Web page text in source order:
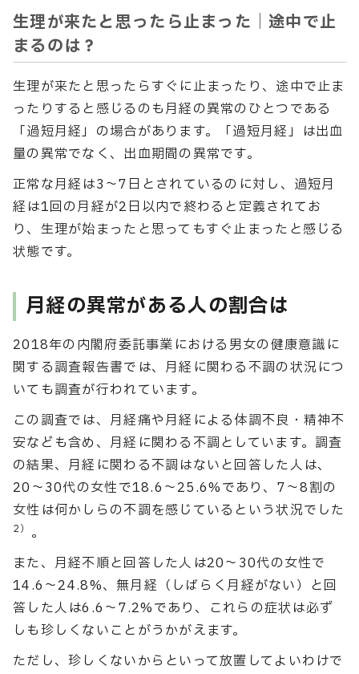
生理が来たと思ったら止まった｜途中で止
まるのは？
生理が来たと思ったらすぐに止まったり、途中で止ま
ったりすると感じるのも月経の異常のひとつである
「過短月経」の場合があります。「過短月経」は出血
量の異常でなく、出血期間の異常です。
正常な月経は3〜7日とされているのに対し、過短月
経は1回の月経が2日以内で終わると定義されてお
り、生理が始まったと思ってもすぐ止まったと感じる
状態です。
月経の異常がある人の割合は
2018年の内閣府委託事業における男女の健康意識に
関する調査報告書では、月経に関わる不調の状況につ
いても調査が行われています。
この調査では、月経痛や月経による体調不良・精神不
安なども含め、月経に関わる不調としています。調査
の結果、月経に関わる不調はないと回答した人は、
20〜30代の女性で18.6〜25.6%であり、7〜8割の
女性は何かしらの不調を感じているという状況でした
2） 。
また、月経不順と回答した人は20〜30代の女性で
14.6〜24.8%、無月経（しばらく月経がない）と回
答した人は6.6〜7.2%であり、これらの症状は必ず
しも珍しくないことがうかがえます。
ただし、珍しくないからといって放置してよいわけで